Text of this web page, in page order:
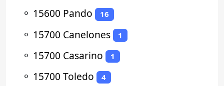
⚬ 15600 Pando 16
⚬ 15700 Canelones 1
⚬ 15700 Casarino 1
⚬ 15700 Toledo 4